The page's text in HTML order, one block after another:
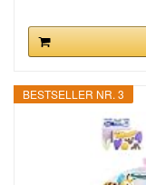
BESTSELLER NR. 3